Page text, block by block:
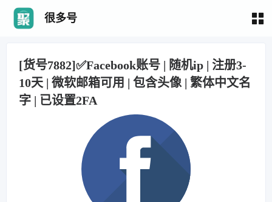
很多号
[货号7882]✅Facebook账号 | 随机ip | 注册3-
10天 | 微软邮箱可用 | 包含头像 | 繁体中文名
字 | 已设置2FA